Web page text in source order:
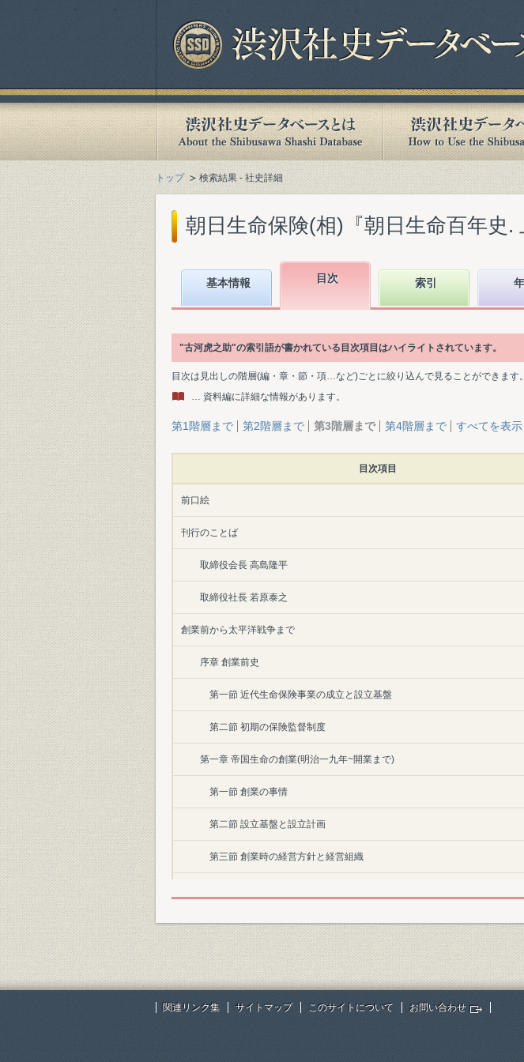
トップ 検索結果 - 社史詳細
朝日生命保険(相)『朝日生命百年史.
基本情報 目次 索引
"古河虎之助"の索引語が書かれている目次項目はハイライトされています。
目次は見出しの階層(編・章・節・項…など)ごとに絞り込んで見ることができます。
… 資料編に詳細な情報があります。
第1階層まで 第2階層まで 第3階層まで 第4階層まで すべてを表示
目次項目
前口絵
刊行のことば
取締役会長 高島隆平
取締役社長 若原泰之
創業前から太平洋戦争まで
序章 創業前史
第一節 近代生命保険事業の成立と設立基盤
第二節 初期の保険監督制度
第一章 帝国生命の創業(明治一九年~開業まで)
第一節 創業の事情
第二節 設立基盤と設立計画
第三節 創業時の経営方針と経営組織
第一節 旧商法と保険事業の濫設
第二節 初期の経営
第三節 創業時の営業
関連リンク集 サイトマップ このサイトについて お問い合わせ